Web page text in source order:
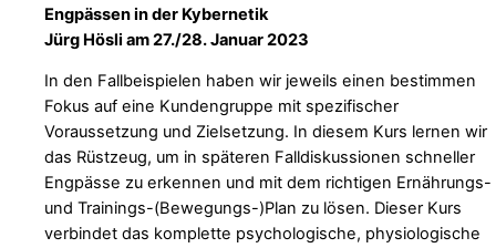
Engpässen in der Kybernetik
Jürg Hösli am 27./28. Januar 2023
In den Fallbeispielen haben wir jeweils einen bestimmen
Fokus auf eine Kundengruppe mit spezifischer
Voraussetzung und Zielsetzung. In diesem Kurs lernen wir
das Rüstzeug, um in späteren Falldiskussionen schneller
Engpässe zu erkennen und mit dem richtigen Ernährungs-
und Trainings-(Bewegungs-)Plan zu lösen. Dieser Kurs
verbindet das komplette psychologische, physiologische